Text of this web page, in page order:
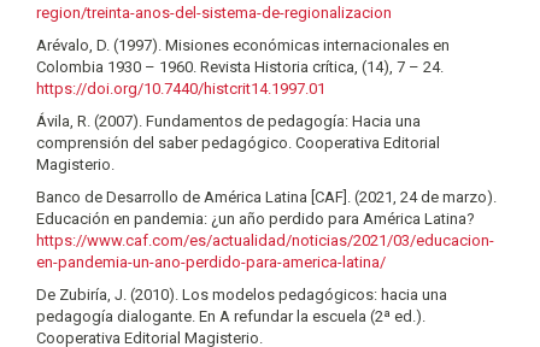
region/treinta-anos-del-sistema-de-regionalizacion
Arévalo, D. (1997). Misiones económicas internacionales en
Colombia 1930 – 1960. Revista Historia crítica, (14), 7 – 24.
https://doi.org/10.7440/histcrit14.1997.01
Ávila, R. (2007). Fundamentos de pedagogía: Hacia una
comprensión del saber pedagógico. Cooperativa Editorial
Magisterio.
Banco de Desarrollo de América Latina [CAF]. (2021, 24 de marzo).
Educación en pandemia: ¿un año perdido para América Latina?
https://www.caf.com/es/actualidad/noticias/2021/03/educacion-
en-pandemia-un-ano-perdido-para-america-latina/
De Zubiría, J. (2010). Los modelos pedagógicos: hacia una
pedagogía dialogante. En A refundar la escuela (2ª ed.).
Cooperativa Editorial Magisterio.